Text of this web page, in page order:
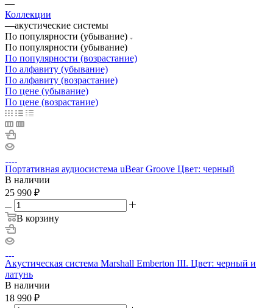
—
Коллекции
—акустические системы
По популярности (убывание)
По популярности (убывание)
По популярности (возрастание)
По алфавиту (убывание)
По алфавиту (возрастание)
По цене (убывание)
По цене (возрастание)
Портативная аудиосистема uBear Groove Цвет: черный
В наличии
25 990 ₽
В корзину
Акустическая система Marshall Emberton III. Цвет: черный и
латунь
В наличии
18 990 ₽